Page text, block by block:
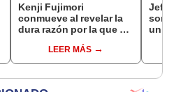
Kenji Fujimori
conmueve al revelar la
dura razón por la que no
esposa Erika Muñóz: "El
proceso judicial"
LEER MÁS
un